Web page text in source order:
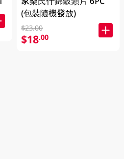
(包裝隨機發放)
$23.00
$18.00